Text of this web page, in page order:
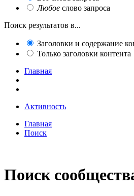
Любое слово запроса
Поиск результатов в...
Заголовки и содержание
Только заголовки контента
Главная
Активность
Главная
Поиск
Поиск